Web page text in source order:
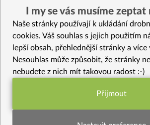
Osvěžující čaj s citronovými bylinkami
Nepečený jablečný dort s rybízem
Vybrané recepty
Sladký cuketový chlebíček
Hlíva “na žluto” s kapustou
Thajské rýžové nudle s hlívou v kari omáčce
Zelené Shishimai ve woku
I my se vás musíme
Naše stránky používají k ukládání
cookies. Váš souhlas s jejich použitím
lepší obsah, přehlednější stránky a
Nesouhlas může způsobit, že stránky
nebudete z nich mít takovou radost :-)
Funkční nastavení potřebujeme
Přijmout